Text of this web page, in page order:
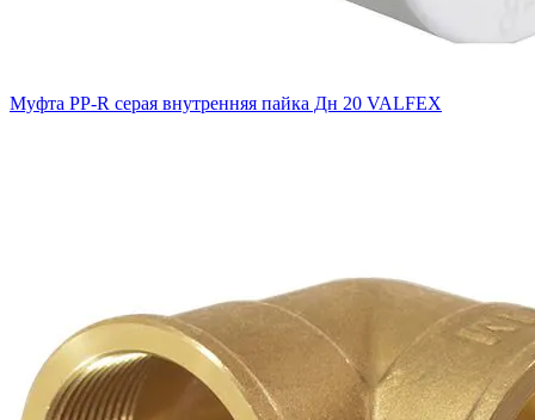
Муфта PP-R серая внутренняя пайка Дн 20 VALFEX